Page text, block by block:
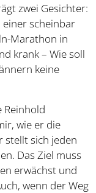
zwei Gesichter:
scheinbar
Marathon in
krank – Wie soll
keine
Reinhold
wie er die
stellt sich jeden
Das Ziel muss
erwächst und
wenn der Weg